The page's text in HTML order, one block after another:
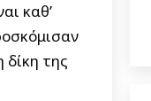
καθ’
δίκη της